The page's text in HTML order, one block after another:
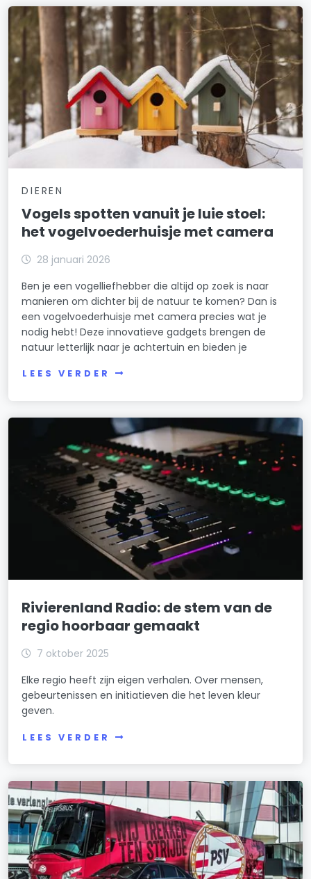
DIEREN
Vogels spotten vanuit je luie stoel:
het vogelvoederhuisje met camera
28 januari 2026
Ben je een vogelliefhebber die altijd op zoek is naar
manieren om dichter bij de natuur te komen? Dan is
een vogelvoederhuisje met camera precies wat je
nodig hebt! Deze innovatieve gadgets brengen de
natuur letterlijk naar je achtertuin en bieden je
LEES VERDER
Rivierenland Radio: de stem van de
regio hoorbaar gemaakt
7 oktober 2025
Elke regio heeft zijn eigen verhalen. Over mensen,
gebeurtenissen en initiatieven die het leven kleur
geven.
LEES VERDER